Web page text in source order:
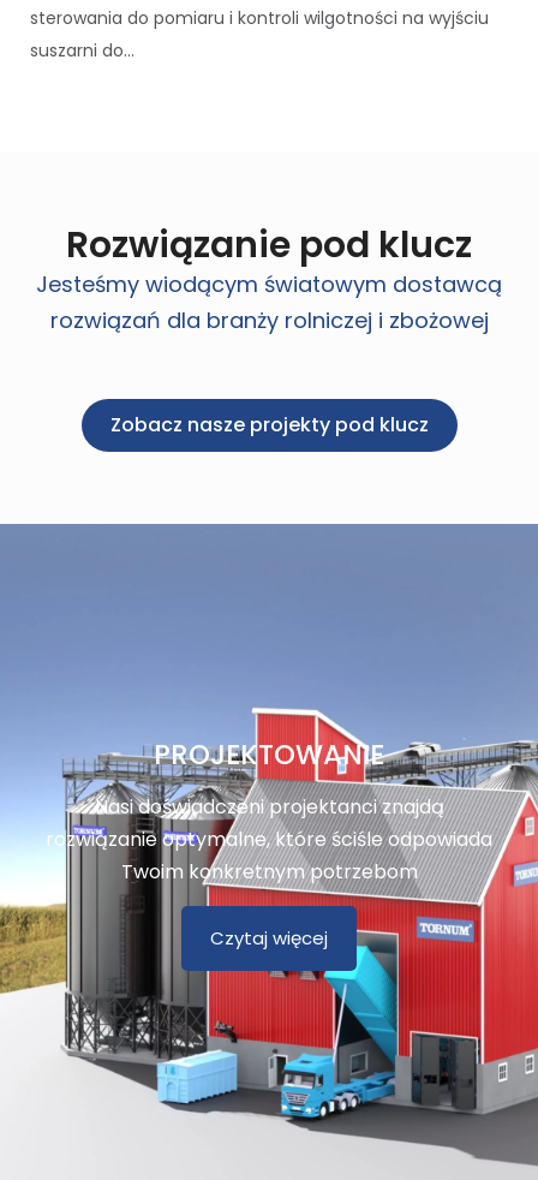
sterowania do pomiaru i kontroli wilgotności na wyjściu
suszarni do...
Rozwiązanie pod klucz
Jesteśmy wiodącym światowym dostawcą
rozwiązań dla branży rolniczej i zbożowej
Zobacz nasze projekty pod klucz
PROJEKTOWANIE
Nasi doświadczeni projektanci znajdą
rozwiązanie optymalne, które ściśle odpowiada
Twoim konkretnym potrzebom
Czytaj więcej